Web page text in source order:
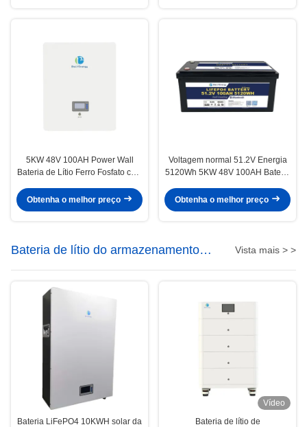
5KW 48V 100AH Power Wall
Bateria de Lítio Ferro Fosfato com
Obtenha o melhor preço
Voltagem normal 51.2V Energia
5120Wh 5KW 48V 100AH Bateria
e autoaquecimento
Obtenha o melhor preço
Bateria de lítio do armazenamento
de energia
Vista mais > >
Bateria LiFePO4 10KWH solar da
Vídeo
Bateria de lítio de